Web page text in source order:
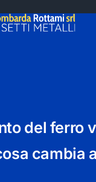
SMALTIMENTO
SERVIZI
del ferro
cambia